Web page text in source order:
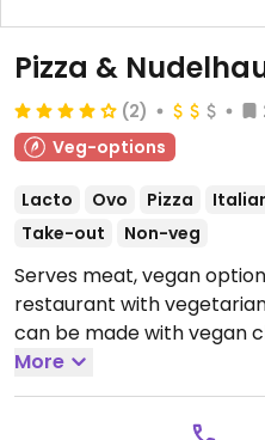
Pizza &
(2)
Veg-options
Lacto Ovo Pizza
Take-out
Non-veg
Serves meat, vegan
restaurant with
can be made with vegan
15:00, Mon-Thu 17:00-21:00,
22:00, Sun 12:00-22:00.
More